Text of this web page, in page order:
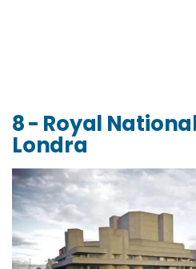
8 - Royal
Londra